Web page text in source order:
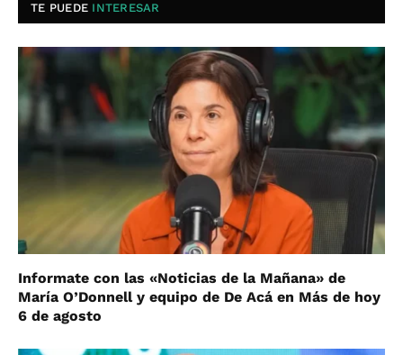
TE PUEDE INTERESAR
Informate con las «Noticias de la Mañana» de
María O’Donnell y equipo de De Acá en Más de hoy
6 de agosto